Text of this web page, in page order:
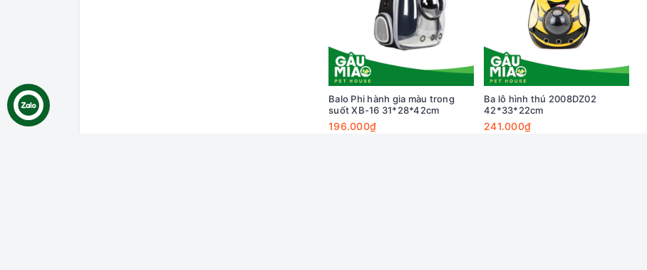
Balo Phi hành gia màu trong
suốt XB-16 31*28*42cm
196.000₫
Ba lô hình thú 2008DZ02
42*33*22cm
241.000₫